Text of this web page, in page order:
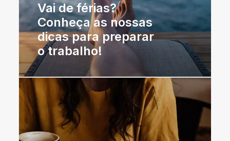
Vai de férias?
Conheça as nossas
dicas para preparar
o trabalho!